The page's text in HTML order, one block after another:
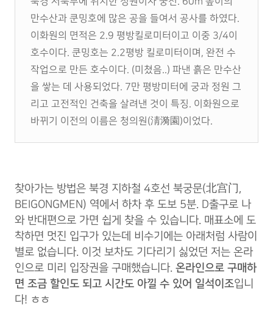
만수산과 쿤밍호에 많은 공을 들여서 공사를 하였다.
이화원의 면적은 2.9 평방킬로미터이고 이중 3/4이
호수이다. 쿤밍호는 2.2평방 킬로미터이며, 완전 수
작업으로 만든 호수이다. (미쳤음..) 파낸 흙은 만수산
을 쌓는 데 사용되었다. 7만 평방미터에 궁과 정원 그
리고 고전적인 건축을 살려낸 것이 특징. 이화원으로
바뀌기 이전의 이름은 청의원(淸漪園)이었다.
찾아가는 방법은 북경 지하철 4호선 북궁문(北宫门,
BEIGONGMEN) 역에서 하차 후 도보 5분. D출구로 나
와 반대편으로 가면 쉽게 찾을 수 있습니다. 매표소에 도
착하면 멋진 입구가 있는데 비수기에는 아래처럼 사람이
별로 없습니다. 이것 보차도 기다리기 싫었던 저는 온라
인으로 미리 입장권을 구매했습니다. 온라인으로 구매하
면 조금 할인도 되고 시간도 아낄 수 있어 일석이조입니
다! ㅎㅎ